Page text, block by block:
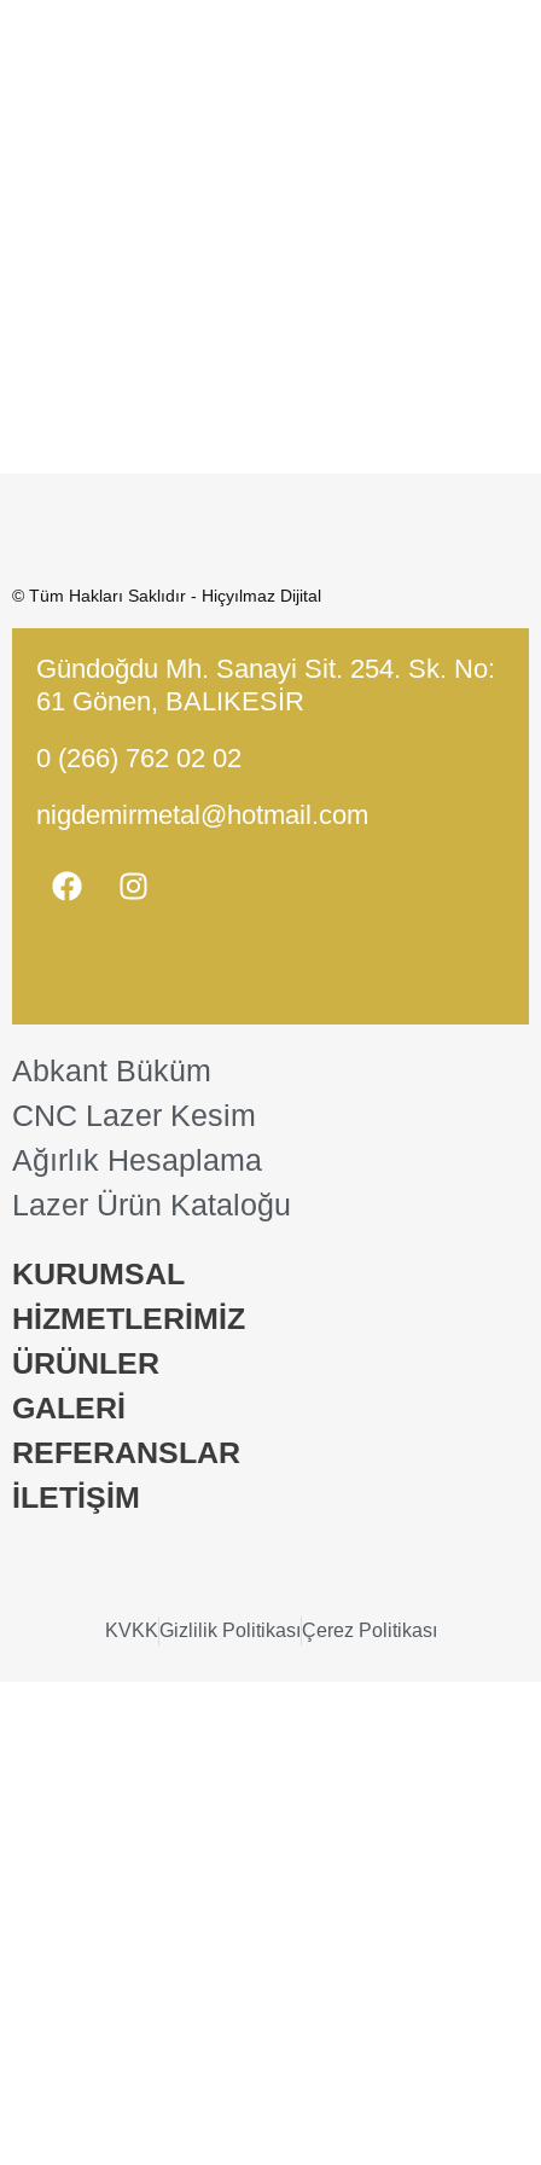
© Tüm Hakları Saklıdır - Hiçyılmaz Dijital
Gündoğdu Mh. Sanayi Sit. 254. Sk. No:
61 Gönen, BALIKESİR
0 (266) 762 02 02
nigdemirmetal@hotmail.com
Abkant Büküm
CNC Lazer Kesim
Ağırlık Hesaplama
Lazer Ürün Kataloğu
KURUMSAL
HİZMETLERİMİZ
ÜRÜNLER
GALERİ
REFERANSLAR
İLETİŞİM
KVKKGizlilik PolitikasıÇerez Politikası